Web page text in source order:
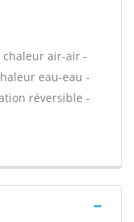
chaleur air-air -
eau-eau -
réversible -